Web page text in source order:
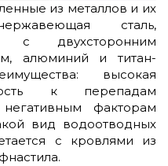
из металлов и их
сталь,
с двухсторонним
алюминий и титан-
высокая
к перепадам
факторам
вид водоотводных
с кровлями из